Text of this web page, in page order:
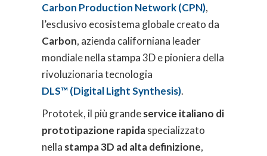
Carbon Production Network (CPN),
l’esclusivo ecosistema globale creato da
Carbon, azienda californiana leader
mondiale nella stampa 3D e pioniera della
rivoluzionaria tecnologia
DLS™ (Digital Light Synthesis).
Prototek, il più grandeservice italiano di
prototipazione rapidaspecializzato
nella stampa 3D ad alta definizione,